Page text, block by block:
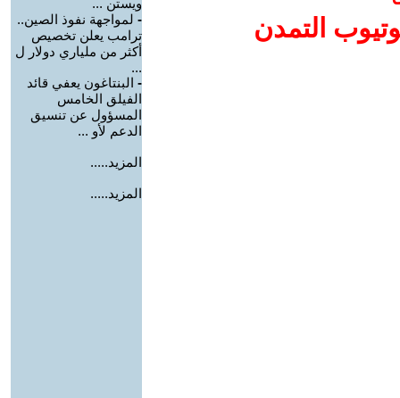
التمدن
ويستن ...
- لمواجهة نفوذ الصين..
ترامب يعلن تخصيص
أكثر من ملياري دولار ل
...
- البنتاغون يعفي قائد
الفيلق الخامس
المسؤول عن تنسيق
الدعم لأو ...
المزيد.....
المزيد.....